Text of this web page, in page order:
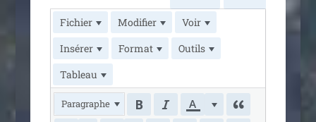
Fichier Modifier
Voir
Insérer
Format
Outils
Tableau
Paragraphe